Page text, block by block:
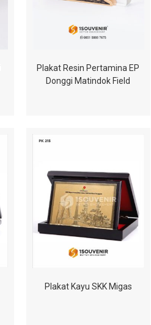
Plakat Resin Pertamina EP
Donggi Matindok Field
Plakat Kayu SKK Migas